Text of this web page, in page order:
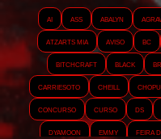
AI ASS Abalyn
Atzarts Mia
Aviso BC
Bitchcraft
Black
Carriesoto
Cheill
Concurso
Curso DS
Dyamoon
Emmy Feira